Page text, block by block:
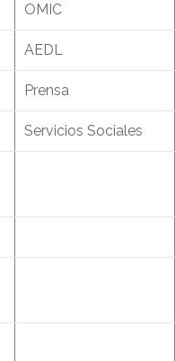
OMIC
AEDL
Prensa
Servicios Sociales